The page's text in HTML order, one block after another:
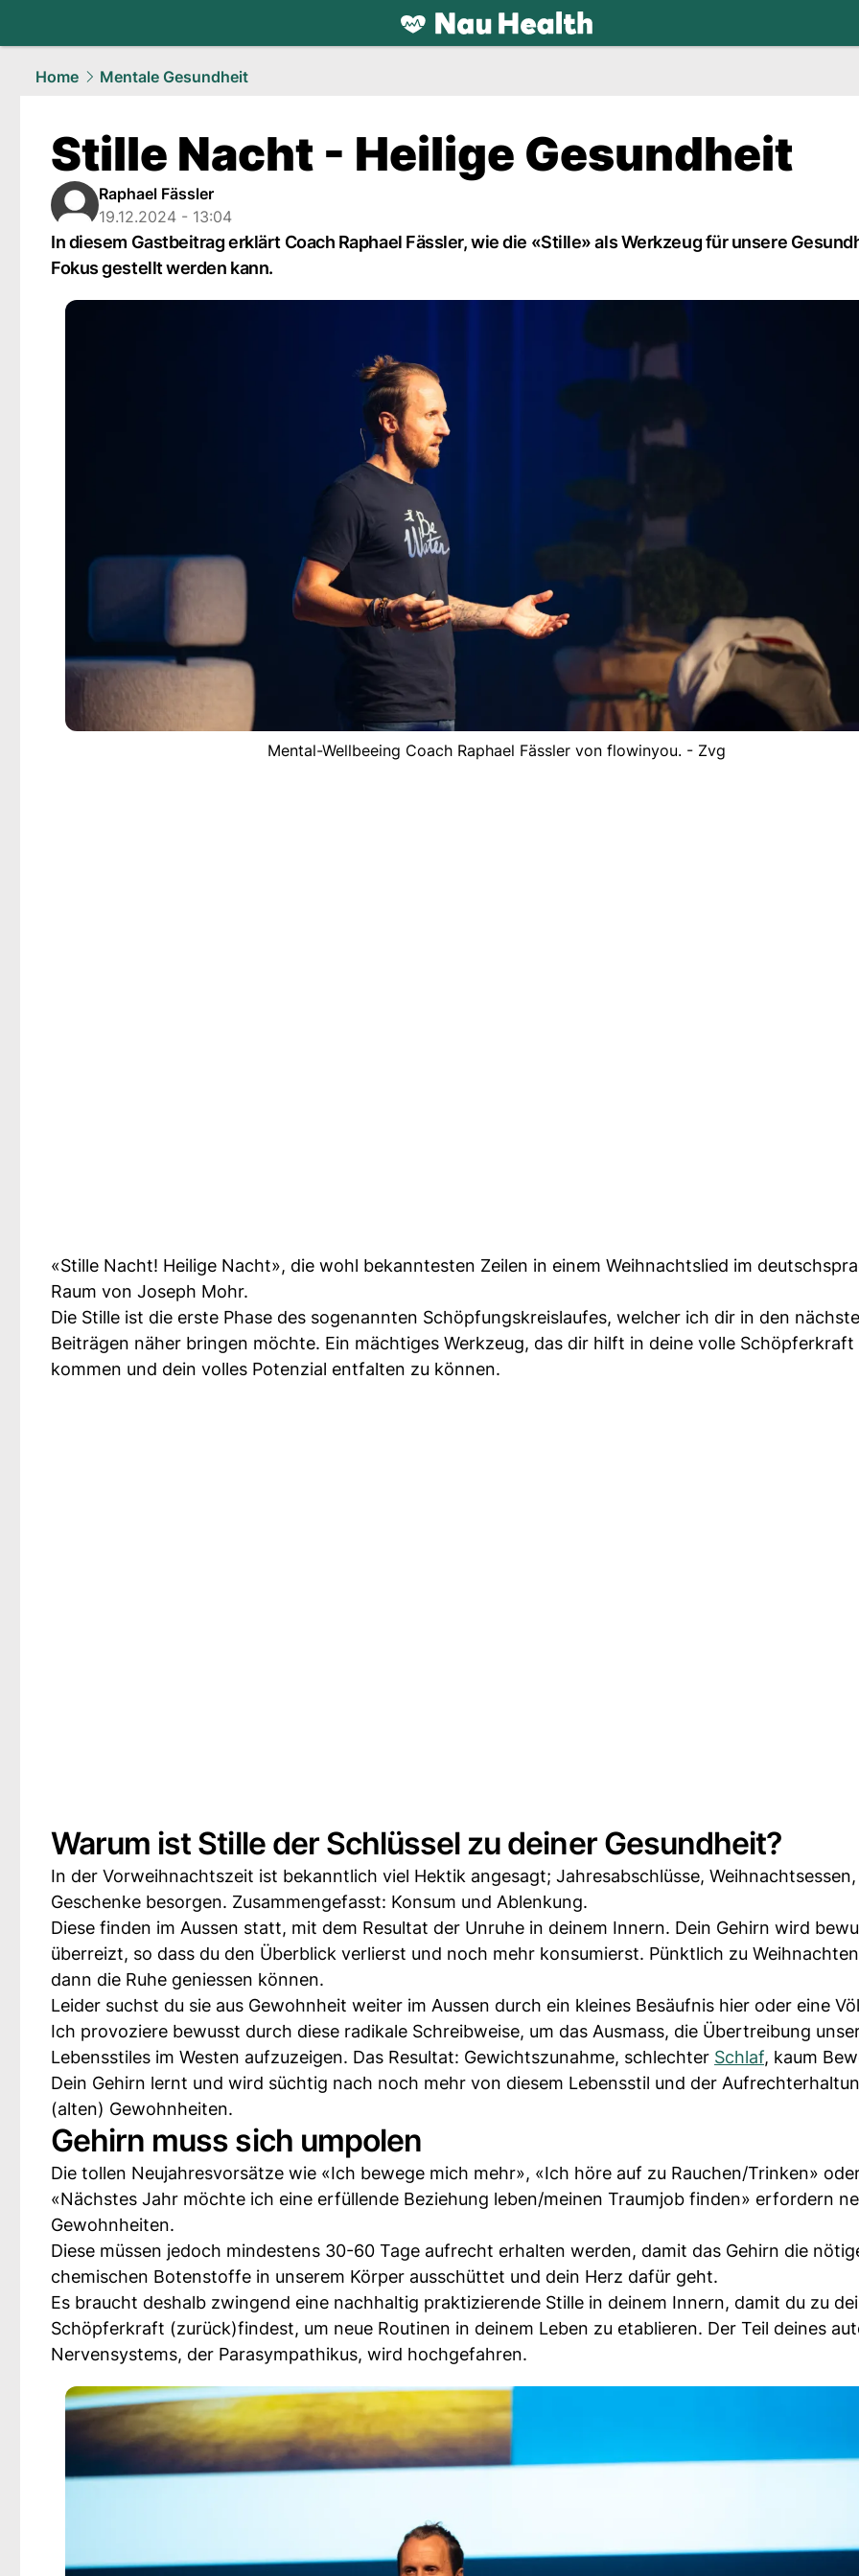
health.NAU.ch
Home
Mentale Gesundheit
Stille Nacht - Heilige Gesundheit
Raphael Fässler
19.12.2024 - 13:04
In diesem Gastbeitrag erklärt Coach Raphael Fässler, wie die «Stille» als Werkzeug für unsere
Fokus gestellt werden kann.
Mental-Wellbeeing Coach Raphael Fässler von flowinyou. - Zvg
«Stille Nacht! Heilige Nacht», die wohl bekanntesten Zeilen in einem Weihnachtslied im
Raum von Joseph Mohr.
Die Stille ist die erste Phase des sogenannten Schöpfungskreislaufes, welcher ich dir in den
Beiträgen näher bringen möchte. Ein mächtiges Werkzeug, das dir hilft in deine volle Schöpferkraft
kommen und dein volles Potenzial entfalten zu können.
Warum ist Stille der Schlüssel zu deiner Gesundheit?
In der Vorweihnachtszeit ist bekanntlich viel Hektik angesagt; Jahresabschlüsse, Weihnachtsessen,
Geschenke besorgen. Zusammengefasst: Konsum und Ablenkung.
Diese finden im Aussen statt, mit dem Resultat der Unruhe in deinem Innern. Dein Gehirn wird
überreizt, so dass du den Überblick verlierst und noch mehr konsumierst. Pünktlich zu
dann die Ruhe geniessen können.
Leider suchst du sie aus Gewohnheit weiter im Aussen durch ein kleines Besäufnis hier oder eine
Ich provoziere bewusst durch diese radikale Schreibweise, um das Ausmass, die Übertreibung
Lebensstiles im Westen aufzuzeigen. Das Resultat: Gewichtszunahme, schlechter Schlaf, kaum
Dein Gehirn lernt und wird süchtig nach noch mehr von diesem Lebensstil und der
(alten) Gewohnheiten.
Gehirn muss sich umpolen
Die tollen Neujahresvorsätze wie «Ich bewege mich mehr», «Ich höre auf zu Rauchen/Trinken»
«Nächstes Jahr möchte ich eine erfüllende Beziehung leben/meinen Traumjob finden» erfordern
Gewohnheiten.
Diese müssen jedoch mindestens 30-60 Tage aufrecht erhalten werden, damit das Gehirn die
chemischen Botenstoffe in unserem Körper ausschüttet und dein Herz dafür geht.
Es braucht deshalb zwingend eine nachhaltig praktizierende Stille in deinem Innern, damit du zu
Schöpferkraft (zurück)findest, um neue Routinen in deinem Leben zu etablieren. Der Teil deines
Nervensystems, der Parasympathikus, wird hochgefahren.